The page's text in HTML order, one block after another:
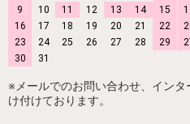
9
10 11 12 13 14
15
16
17 18 19 20 21
22
23
24 25 26 27 28
29
30
31
※メールでのお問い合わせ、イン
け付けております。